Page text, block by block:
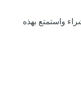
واستمتع بهذه